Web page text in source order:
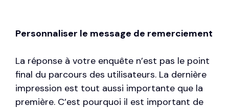
Personnaliser le message de remerciement
La réponse à votre enquête n’est pas le point
final du parcours des utilisateurs. La dernière
impression est tout aussi importante que la
première. C’est pourquoi il est important de